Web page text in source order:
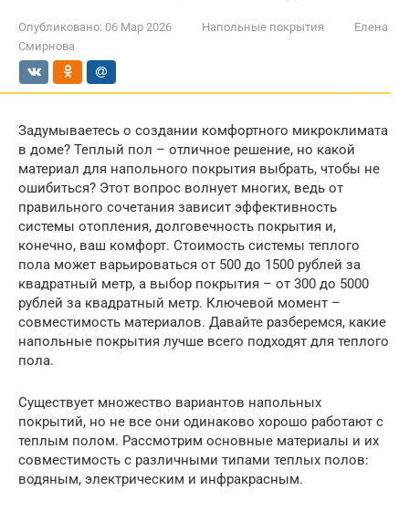
Опубликовано: 06 Мар 2026 Напольные покрытия
Елена
Смирнова
Задумываетесь о создании комфортного микроклимата
в доме? Теплый пол – отличное решение, но какой
материал для напольного покрытия выбрать, чтобы не
ошибиться? Этот вопрос волнует многих, ведь от
правильного сочетания зависит эффективность
системы отопления, долговечность покрытия и,
конечно, ваш комфорт. Стоимость системы теплого
пола может варьироваться от 500 до 1500 рублей за
квадратный метр, а выбор покрытия – от 300 до 5000
рублей за квадратный метр. Ключевой момент –
совместимость материалов. Давайте разберемся, какие
напольные покрытия лучше всего подходят для теплого
пола.
Существует множество вариантов напольных
покрытий, но не все они одинаково хорошо работают с
теплым полом. Рассмотрим основные материалы и их
совместимость с различными типами теплых полов:
водяным, электрическим и инфракрасным.